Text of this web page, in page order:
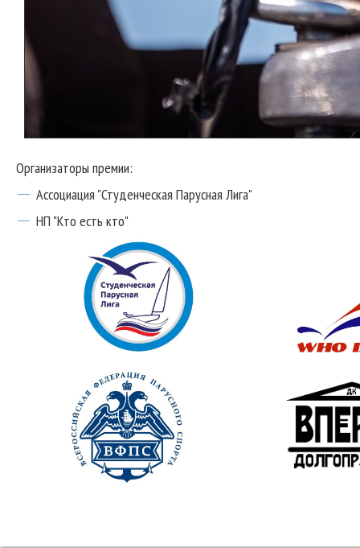
Организаторы премии:
Ассоциация "Студенческая Парусная Лига"
НП "Кто есть кто"